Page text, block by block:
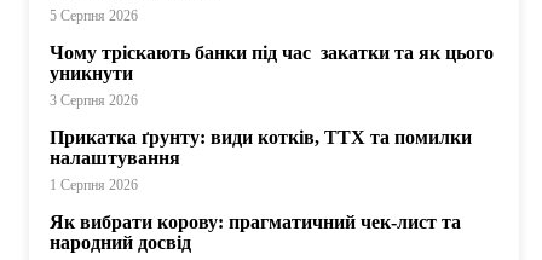
5 Серпня 2026
Чому тріскають банки під час закатки та як цього
уникнути
3 Серпня 2026
Прикатка ґрунту: види котків, ТТХ та помилки
налаштування
1 Серпня 2026
Як вибрати корову: прагматичний чек-лист та
народний досвід